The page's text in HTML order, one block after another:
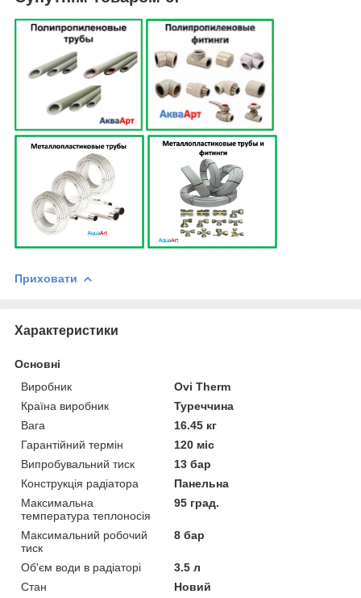
Приховати
Характеристики
Основні
Виробник
Ovi Therm
Країна виробник
Туреччина
Вага
16.45 кг
Гарантійний термін
120 міс
Випробувальний тиск
13 бар
Конструкція радіатора
Панельна
Максимальна
температура теплоносія
95 град.
Максимальний робочий
тиск
8 бар
Об'єм води в радіаторі
3.5 л
Стан
Новий